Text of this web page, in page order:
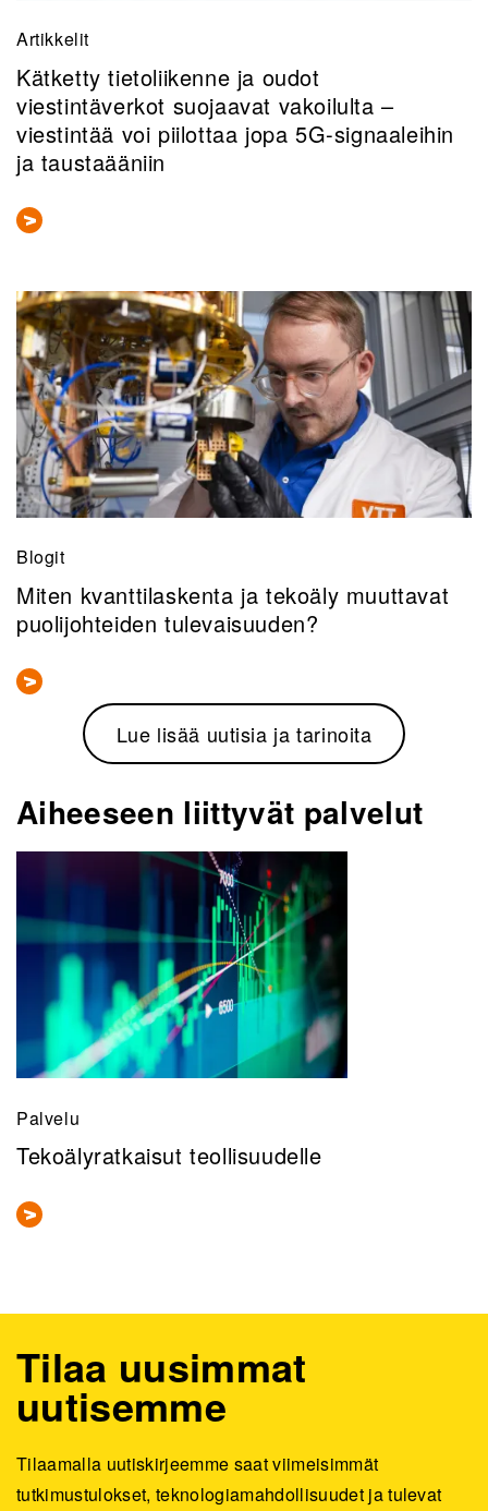
Artikkelit
Kätketty tietoliikenne ja oudot
viestintäverkot suojaavat vakoilulta –
viestintää voi piilottaa jopa 5G-signaaleihin
ja taustaääniin
Blogit
Miten kvanttilaskenta ja tekoäly muuttavat
puolijohteiden tulevaisuuden?
Lue lisää uutisia ja tarinoita
Aiheeseen liittyvät palvelut
Palvelu
Tekoälyratkaisut teollisuudelle
Tilaa uusimmat
uutisemme
Tilaamalla uutiskirjeemme saat viimeisimmät
tutkimustulokset, teknologiamahdollisuudet ja tulevat